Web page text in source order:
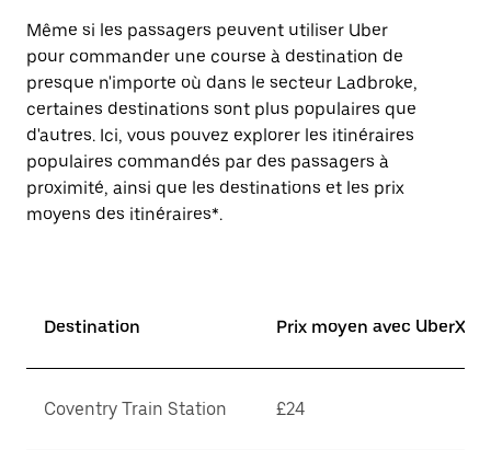
Même si les passagers peuvent utiliser Uber
pour commander une course à destination de
presque n'importe où dans le secteur Ladbroke,
certaines destinations sont plus populaires que
d'autres. Ici, vous pouvez explorer les itinéraires
populaires commandés par des passagers à
proximité, ainsi que les destinations et les prix
moyens des itinéraires*.
Destination Prix moyen avec UberX*
Coventry Train Station £24